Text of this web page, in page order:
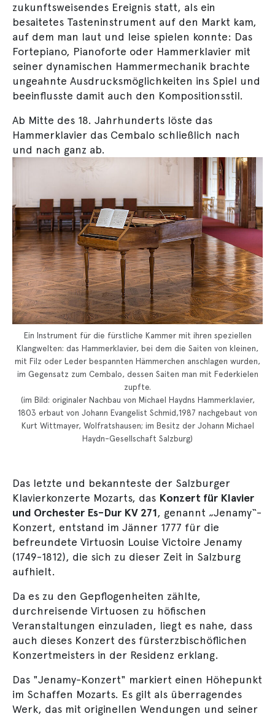
Ein Instrument für die fürstliche Kammer mit ihren speziellen
Klangwelten: das Hammerklavier, bei dem die Saiten von kleinen,
mit Filz oder Leder bespannten Hämmerchen anschlagen wurden,
im Gegensatz zum Cembalo, dessen Saiten man mit Federkielen
zupfte.
(im Bild: originaler Nachbau von Michael Haydns Hammerklavier,
1803 erbaut von Johann Evangelist Schmid,1987 nachgebaut von
Kurt Wittmayer, Wolfratshausen; im Besitz der Johann Michael
Haydn-Gesellschaft Salzburg)
zukunftsweisendes Ereignis statt, als ein
besaitetes Tasteninstrument auf den Markt kam,
auf dem man laut und leise spielen konnte: Das
Fortepiano, Pianoforte oder Hammerklavier mit
seiner dynamischen Hammermechanik brachte
ungeahnte Ausdrucksmöglichkeiten ins Spiel und
beeinflusste damit auch den Kompositionsstil.
Ab Mitte des 18. Jahrhunderts löste das
Hammerklavier das Cembalo schließlich nach
und nach ganz ab.
Das letzte und bekannteste der Salzburger
Klavierkonzerte Mozarts, das Konzert für Klavier
und Orchester Es-Dur KV 271, genannt „Jenamy“-
Konzert, entstand im Jänner 1777 für die
befreundete Virtuosin Louise Victoire Jenamy
(1749-1812), die sich zu dieser Zeit in Salzburg
aufhielt.
Da es zu den Gepflogenheiten zählte,
durchreisende Virtuosen zu höfischen
Veranstaltungen einzuladen, liegt es nahe, dass
auch dieses Konzert des fürsterzbischöflichen
Konzertmeisters in der Residenz erklang.
Das "Jenamy-Konzert" markiert einen Höhepunkt
im Schaffen Mozarts. Es gilt als überragendes
Werk, das mit originellen Wendungen und seiner